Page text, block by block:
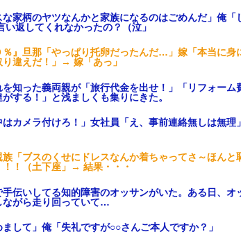
な家柄のヤツなんかと家族になるのはごめんだ」俺「
返してくれなかったの？（泣」
』旦那「やっぱり托卵だったんだ…」嫁「本当に身
り違えだ！」→ 嫁「あっ」
知った義両親が「旅行代金を出せ！」「リフォーム
する！」と浅ましくも集りにきた。
カメラ付けろ！」女社員「え、事前連絡無しは無理
族「ブスのくせにドレスなんか着ちゃってさ～ほんと
！！（土下座」→ 結果・・・
伝いしてる知的障害のオッサンがいた。ある日、オ
ながら走り回っていて…
して」俺「失礼ですが○○さんご本人ですか？」